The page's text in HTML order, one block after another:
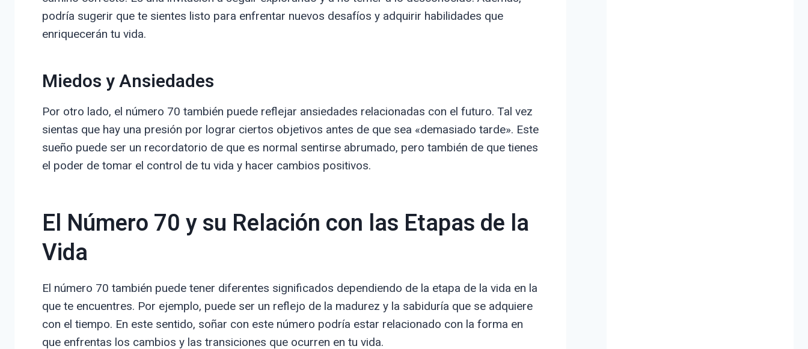
podría sugerir que te sientes listo para enfrentar nuevos desafíos y adquirir habilidades que
enriquecerán tu vida.
Miedos y Ansiedades
Por otro lado, el número 70 también puede reflejar ansiedades relacionadas con el futuro. Tal vez
sientas que hay una presión por lograr ciertos objetivos antes de que sea «demasiado tarde». Este
sueño puede ser un recordatorio de que es normal sentirse abrumado, pero también de que tienes
el poder de tomar el control de tu vida y hacer cambios positivos.
El Número 70 y su Relación con las Etapas de la
Vida
El número 70 también puede tener diferentes significados dependiendo de la etapa de la vida en la
que te encuentres. Por ejemplo, puede ser un reflejo de la madurez y la sabiduría que se adquiere
con el tiempo. En este sentido, soñar con este número podría estar relacionado con la forma en
que enfrentas los cambios y las transiciones que ocurren en tu vida.